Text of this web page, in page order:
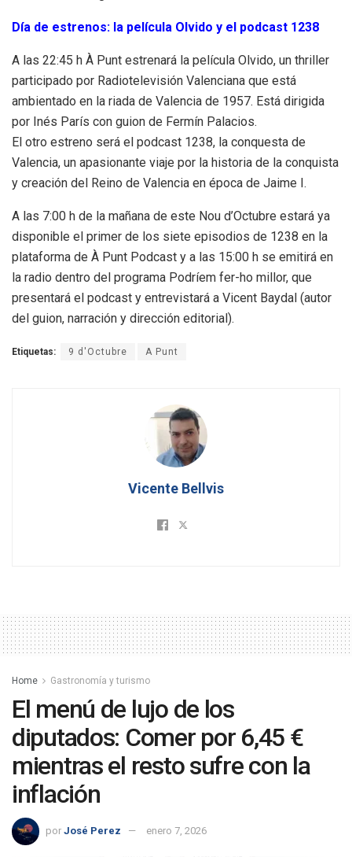
Día de estrenos: la película Olvido y el podcast 1238
A las 22:45 h À Punt estrenará la película Olvido, un thriller
participado por Radiotelevisión Valenciana que está
ambientado en la riada de Valencia de 1957. Está dirigida
por Inés París con guion de Fermín Palacios.
El otro estreno será el podcast 1238, la conquesta de
Valencia, un apasionante viaje por la historia de la conquista
y creación del Reino de Valencia en época de Jaime I.
A las 7:00 h de la mañana de este Nou d’Octubre estará ya
disponible el primer de los siete episodios de 1238 en la
plataforma de À Punt Podcast y a las 15:00 h se emitirá en
la radio dentro del programa Podríem fer-ho millor, que
presentará el podcast y entrevistará a Vicent Baydal (autor
del guion, narración y dirección editorial).
Etiquetas: 9 d'Octubre A Punt
Vicente Bellvis
Home Gastronomía y turismo
El menú de lujo de los
diputados: Comer por 6,45 €
mientras el resto sufre con la
inflación
por José Perez enero 7, 2026